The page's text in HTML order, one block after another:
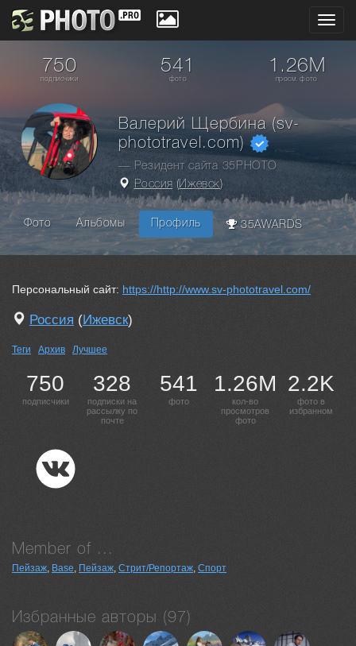
750
подписчики
541
фото
1.26M
просм. фото
Валерий Щербина (sv-
phototravel.com)
— Резидент сайта 35PHOTO
Россия (Ижевск)
Фото Альбомы Профиль 35AWARDS
Персональный сайт: https://http://www.sv-phototravel.com/
Россия (Ижевск)
Теги Архив Лучшее
750
подписчики
328
подписки на
рассылку по
почте
541
фото
1.26M
кол-во
просмотров
фото
2.2K
фото в
избранном
Member of ...
Пейзаж, Base, Пейзаж, Стрит/Репортаж, Спорт
Избранные авторы (97)